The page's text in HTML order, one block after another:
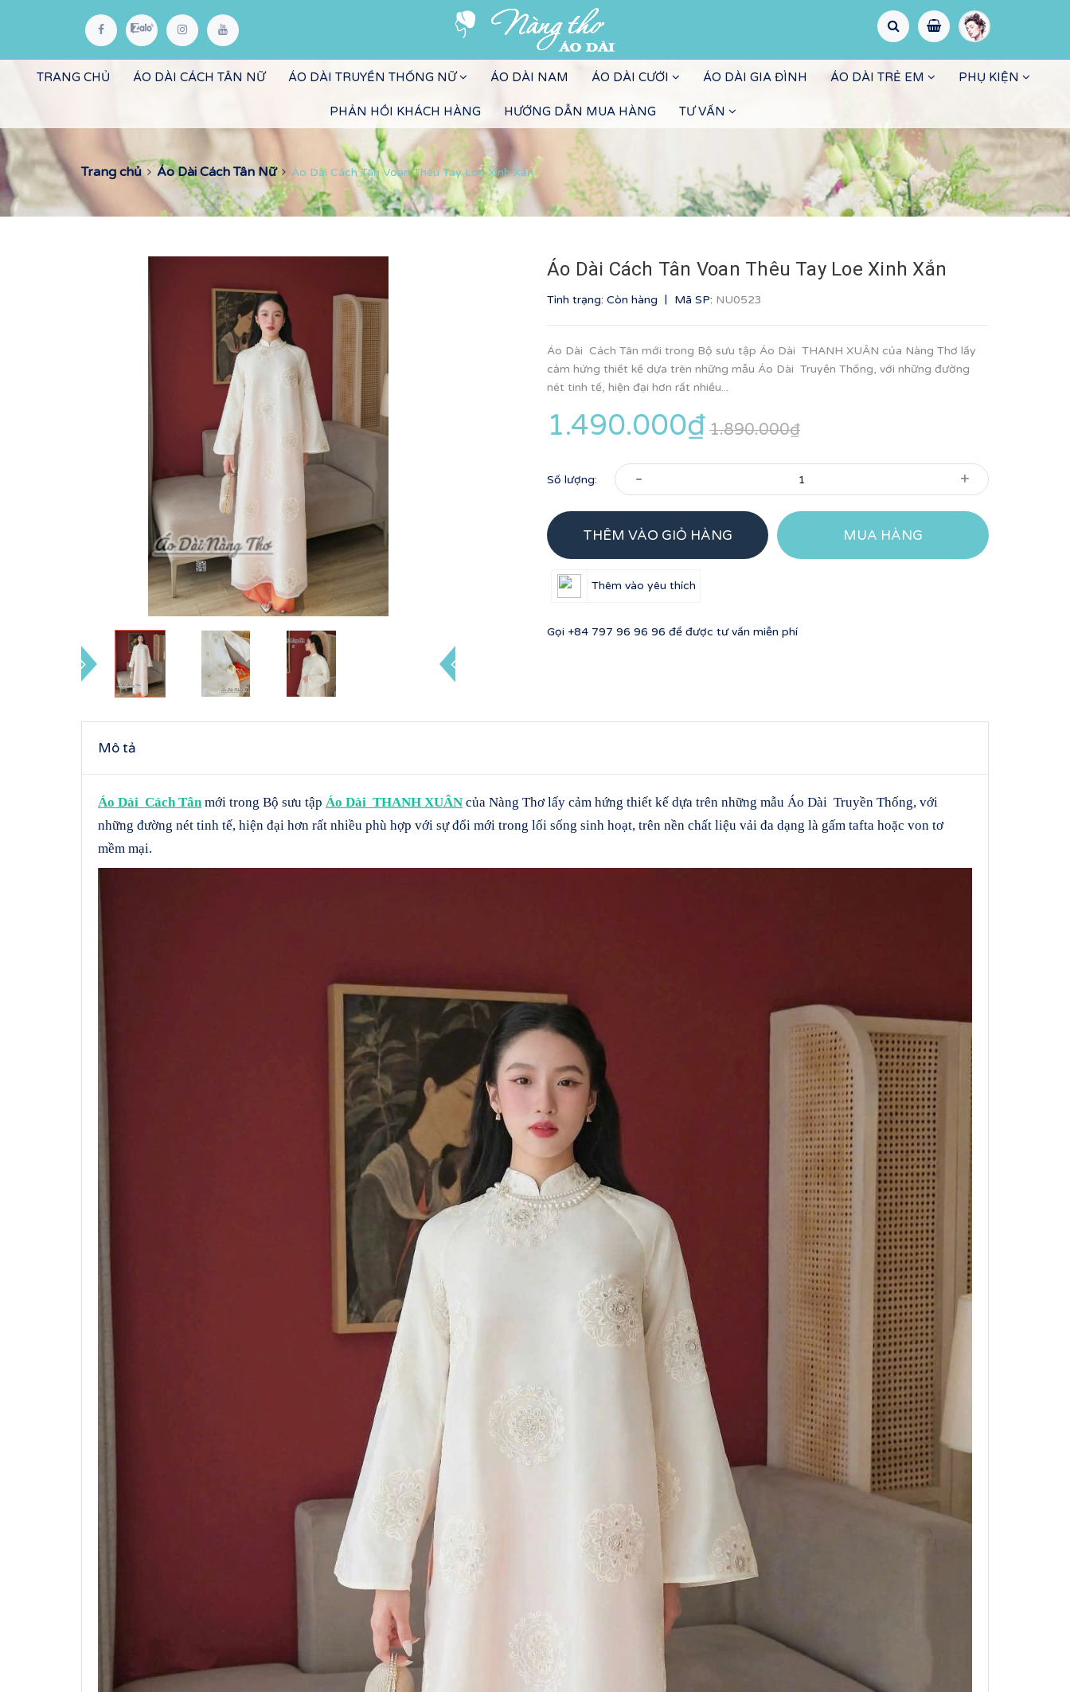
TRANG CHỦ ÁO DÀI CÁCH TÂN NỮ ÁO DÀI TRUYỀN THỐNG NỮ ÁO DÀI NAM ÁO DÀI CƯỚI ÁO DÀI GIA ĐÌNH ÁO DÀI TRẺ EM PHỤ KIỆN
PHẢN HỒI KHÁCH HÀNG HƯỚNG DẪN MUA HÀNG TƯ VẤN
Trang chủ Áo Dài Cách Tân Nữ Áo Dài Cách Tân Voan Thêu Tay Loe Xinh Xắn
Áo Dài Cách Tân Voan Thêu Tay Loe Xinh Xắn
Tình trạng: Còn hàng | Mã SP: NU0523
Áo Dài Cách Tân mới trong Bộ sưu tập Áo Dài THANH XUÂN của Nàng Thơ lấy
cảm hứng thiết kế dựa trên những mẫu Áo Dài Truyền Thống, với những đường
nét tinh tế, hiện đại hơn rất nhiều...
1.490.000₫ 1.890.000₫
Số lượng: - +
THÊM VÀO GIỎ HÀNG MUA HÀNG
Thêm vào yêu thích
Gọi +84 797 96 96 96 để được tư vấn miễn phí
Mô tả
Áo Dài Cách Tân mới trong Bộ sưu tập Áo Dài THANH XUÂN của Nàng Thơ lấy cảm hứng thiết kế dựa trên những mẫu Áo Dài Truyền Thống, với
những đường nét tinh tế, hiện đại hơn rất nhiều phù hợp với sự đổi mới trong lối sống sinh hoạt, trên nền chất liệu vải đa dạng là gấm tafta hoặc von tơ
mềm mại.